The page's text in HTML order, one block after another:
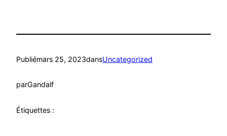
Publiémars 25, 2023dansUncategorized
parGandalf
Étiquettes :